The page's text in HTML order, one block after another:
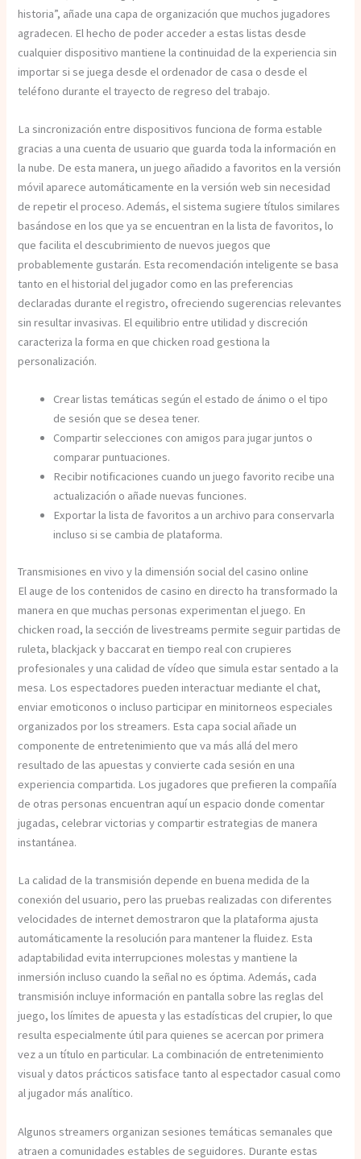
historia”, añade una capa de organización que muchos jugadores
agradecen. El hecho de poder acceder a estas listas desde
cualquier dispositivo mantiene la continuidad de la experiencia sin
importar si se juega desde el ordenador de casa o desde el
teléfono durante el trayecto de regreso del trabajo.
La sincronización entre dispositivos funciona de forma estable
gracias a una cuenta de usuario que guarda toda la información en
la nube. De esta manera, un juego añadido a favoritos en la versión
móvil aparece automáticamente en la versión web sin necesidad
de repetir el proceso. Además, el sistema sugiere títulos similares
basándose en los que ya se encuentran en la lista de favoritos, lo
que facilita el descubrimiento de nuevos juegos que
probablemente gustarán. Esta recomendación inteligente se basa
tanto en el historial del jugador como en las preferencias
declaradas durante el registro, ofreciendo sugerencias relevantes
sin resultar invasivas. El equilibrio entre utilidad y discreción
caracteriza la forma en que chicken road gestiona la
personalización.
Crear listas temáticas según el estado de ánimo o el tipo
de sesión que se desea tener.
Compartir selecciones con amigos para jugar juntos o
comparar puntuaciones.
Recibir notificaciones cuando un juego favorito recibe una
actualización o añade nuevas funciones.
Exportar la lista de favoritos a un archivo para conservarla
incluso si se cambia de plataforma.
Transmisiones en vivo y la dimensión social del casino online
El auge de los contenidos de casino en directo ha transformado la
manera en que muchas personas experimentan el juego. En
chicken road, la sección de livestreams permite seguir partidas de
ruleta, blackjack y baccarat en tiempo real con crupieres
profesionales y una calidad de vídeo que simula estar sentado a la
mesa. Los espectadores pueden interactuar mediante el chat,
enviar emoticonos o incluso participar en minitorneos especiales
organizados por los streamers. Esta capa social añade un
componente de entretenimiento que va más allá del mero
resultado de las apuestas y convierte cada sesión en una
experiencia compartida. Los jugadores que prefieren la compañía
de otras personas encuentran aquí un espacio donde comentar
jugadas, celebrar victorias y compartir estrategias de manera
instantánea.
La calidad de la transmisión depende en buena medida de la
conexión del usuario, pero las pruebas realizadas con diferentes
velocidades de internet demostraron que la plataforma ajusta
automáticamente la resolución para mantener la fluidez. Esta
adaptabilidad evita interrupciones molestas y mantiene la
inmersión incluso cuando la señal no es óptima. Además, cada
transmisión incluye información en pantalla sobre las reglas del
juego, los límites de apuesta y las estadísticas del crupier, lo que
resulta especialmente útil para quienes se acercan por primera
vez a un título en particular. La combinación de entretenimiento
visual y datos prácticos satisface tanto al espectador casual como
al jugador más analítico.
Algunos streamers organizan sesiones temáticas semanales que
atraen a comunidades estables de seguidores. Durante estas